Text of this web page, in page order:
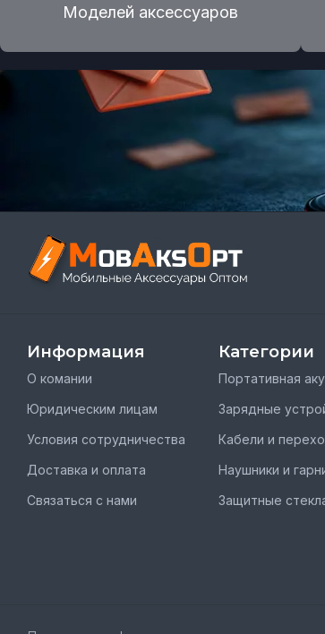
Моделей аксессуаров
Информация
О комании
Юридическим лицам
Условия сотрудничества
Доставка и оплата
Связаться с нами
Категории
Портативная
Зарядные
Кабели и
Наушники и
Защитные